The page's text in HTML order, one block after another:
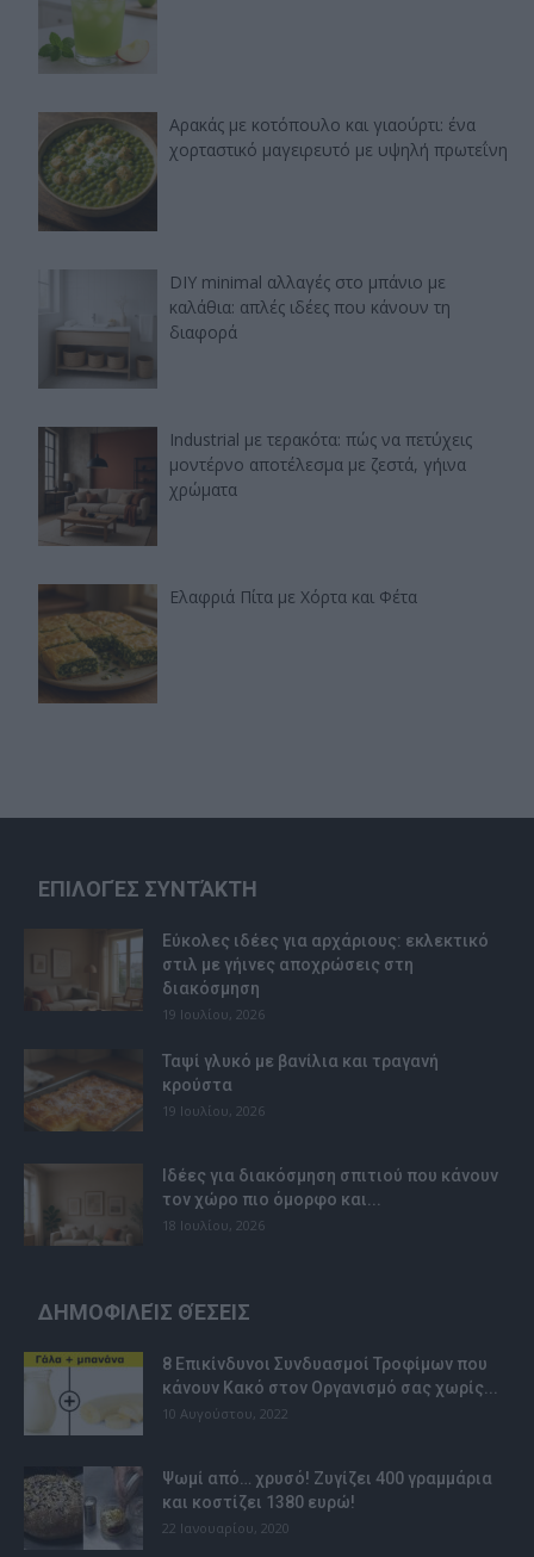
Αρακάς με κοτόπουλο και γιαούρτι: ένα
χορταστικό μαγειρευτό με υψηλή πρωτεΐνη
DIY minimal αλλαγές στο μπάνιο με
καλάθια: απλές ιδέες που κάνουν τη
διαφορά
Industrial με τερακότα: πώς να πετύχεις
μοντέρνο αποτέλεσμα με ζεστά, γήινα
χρώματα
Ελαφριά Πίτα με Χόρτα και Φέτα
ΕΠΙΛΟΓΈΣ ΣΥΝΤΆΚΤΗ
Εύκολες ιδέες για αρχάριους: εκλεκτικό
στιλ με γήινες αποχρώσεις στη
διακόσμηση
19 Ιουλίου, 2026
Ταψί γλυκό με βανίλια και τραγανή
κρούστα
19 Ιουλίου, 2026
Ιδέες για διακόσμηση σπιτιού που κάνουν
τον χώρο πιο όμορφο και...
18 Ιουλίου, 2026
ΔΗΜΟΦΙΛΕΊΣ ΘΈΣΕΙΣ
8 Επικίνδυνοι Συνδυασμοί Τροφίμων που
κάνουν Κακό στον Οργανισμό σας χωρίς...
10 Αυγούστου, 2022
Ψωμί από… χρυσό! Ζυγίζει 400 γραμμάρια
και κοστίζει 1380 ευρώ!
22 Ιανουαρίου, 2020